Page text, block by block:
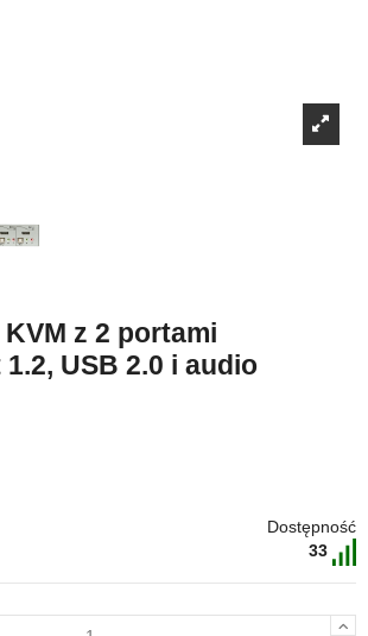
KVM z 2 portami
USB 2.0 i audio
Dostępność
33